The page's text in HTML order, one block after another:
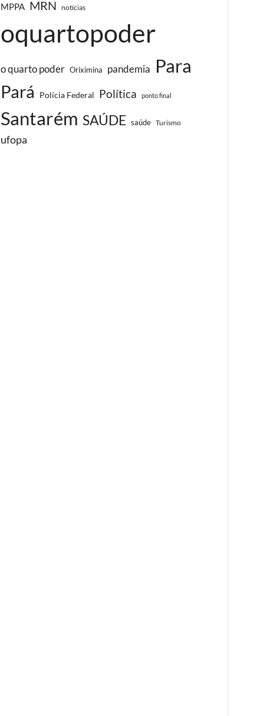
MPPA MRN notícias
oquartopoder
o quarto poder Oriximina pandemia Para
Pará Polícia Federal Política ponto final
Santarém SAÚDE saúde Turismo
ufopa